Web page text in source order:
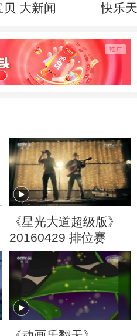
贝 大新闻
快乐
《星光大道超级版》
20160429 排位赛